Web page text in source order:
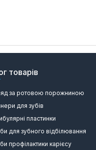
товарів
за ротовою порожниною
для зубів
пластинки
для зубного відбілювання
профілактики карієсу